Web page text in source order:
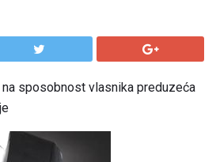
sposobnost vlasnika preduzeća